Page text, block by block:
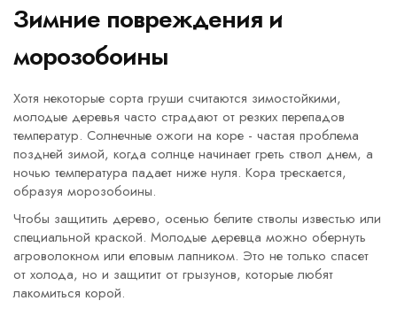
Зимние повреждения и
морозобоины
Хотя некоторые сорта груши считаются зимостойкими,
молодые деревья часто страдают от резких перепадов
температур. Солнечные ожоги на коре - частая проблема
поздней зимой, когда солнце начинает греть ствол днем, а
ночью температура падает ниже нуля. Кора трескается,
образуя морозобоины.
Чтобы защитить дерево, осенью белите стволы известью или
специальной краской. Молодые деревца можно обернуть
агроволокном или еловым лапником. Это не только спасет
от холода, но и защитит от грызунов, которые любят
лакомиться корой.